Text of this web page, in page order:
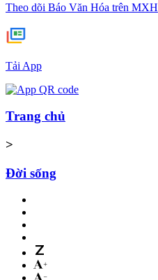
Theo dõi Báo Văn Hóa trên MXH
Tải App
Trang chủ
>
Đời sống